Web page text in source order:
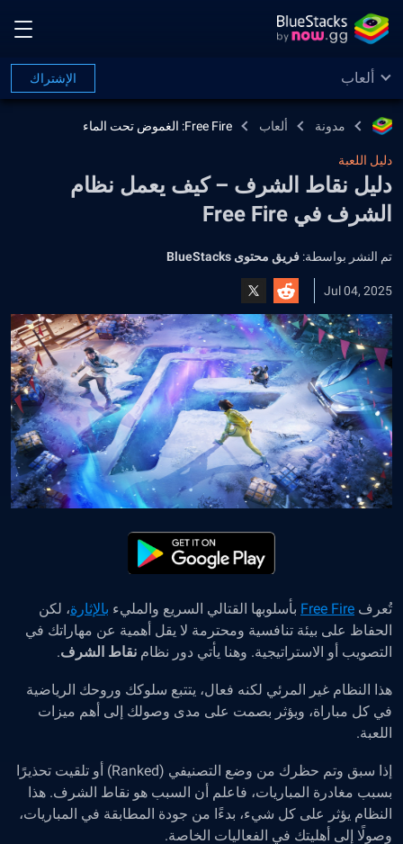
ألعاب الإشتراك
مدونة ألعاب Free Fire: الغموض تحت الماء
دليل اللعبة
دليل نقاط الشرف – كيف يعمل نظام
الشرف في Free Fire
تم النشر بواسطة: فريق محتوى BlueStacks
Jul 04, 2025
تُعرف Free Fire بأسلوبها القتالي السريع والمليء بالإثارة، لكن
الحفاظ على بيئة تنافسية ومحترمة لا يقل أهمية عن مهاراتك في
التصويب أو الاستراتيجية. وهنا يأتي دور نظام نقاط الشرف.
هذا النظام غير المرئي لكنه فعال، يتتبع سلوكك وروحك الرياضية
في كل مباراة، ويؤثر بصمت على مدى وصولك إلى أهم ميزات
اللعبة.
إذا سبق وتم حظرك من وضع التصنيفي (Ranked) أو تلقيت تحذيرًا
بسبب مغادرة المباريات، فاعلم أن السبب هو نقاط الشرف. هذا
النظام يؤثر على كل شيء، بدءًا من جودة المطابقة في المباريات،
وصولًا إلى أهليتك في الفعاليات الخاصة.